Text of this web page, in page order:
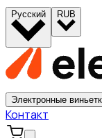
Русский RUB
Электронные
Контакт